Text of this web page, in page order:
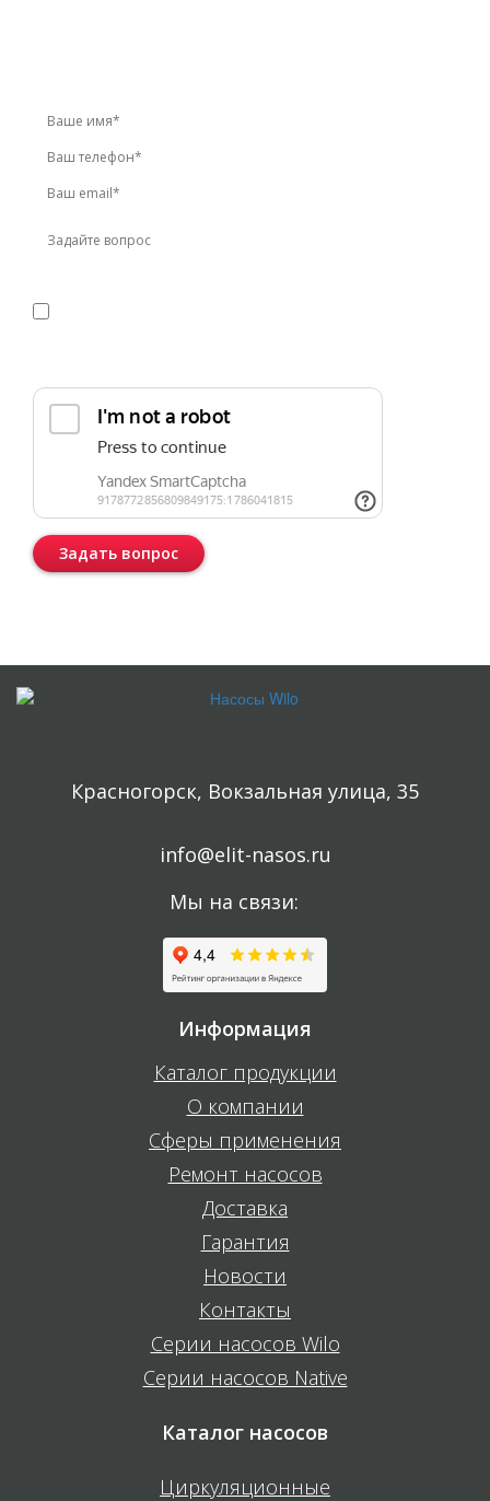
Задать вопрос
Красногорск, Вокзальная улица, 35
info@elit-nasos.ru
Мы на связи:
Информация
Каталог продукции
О компании
Сферы применения
Ремонт насосов
Доставка
Гарантия
Новости
Контакты
Серии насосов Wilo
Серии насосов Native
Каталог насосов
Циркуляционные